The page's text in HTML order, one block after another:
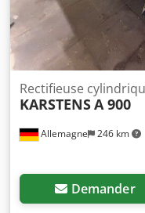
Allemagne 246 km
Rectifieuse
KARSTENSA 900
Demander